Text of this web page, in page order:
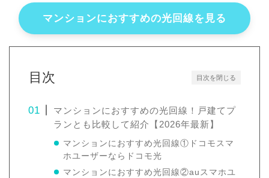
マンションにおすすめの光回線を見る
目次を閉じる
目次
マンションにおすすめの光回線！戸建てプ
ランとも比較して紹介【2026年最新】
マンションにおすすめ光回線①ドコモスマ
ホユーザーならドコモ光
マンションにおすすめ光回線②auスマホユ